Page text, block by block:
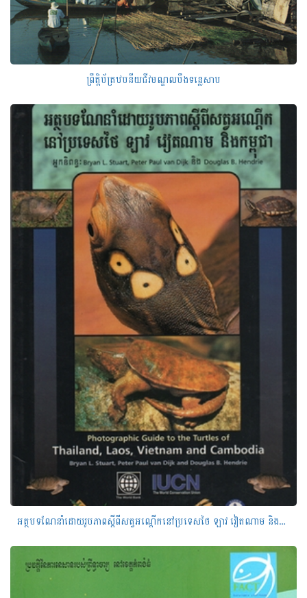
ព្រឹត្តិប័ត្រឋបនីយជីវមណ្ឌលបឹងទន្លេសាប
អត្ថបទណែនាំដោយរូបភាពស្តីពីសត្វអណ្តើកនៅប្រទេសថៃ ឡាវ វៀតណាម និងកម្ពុជា